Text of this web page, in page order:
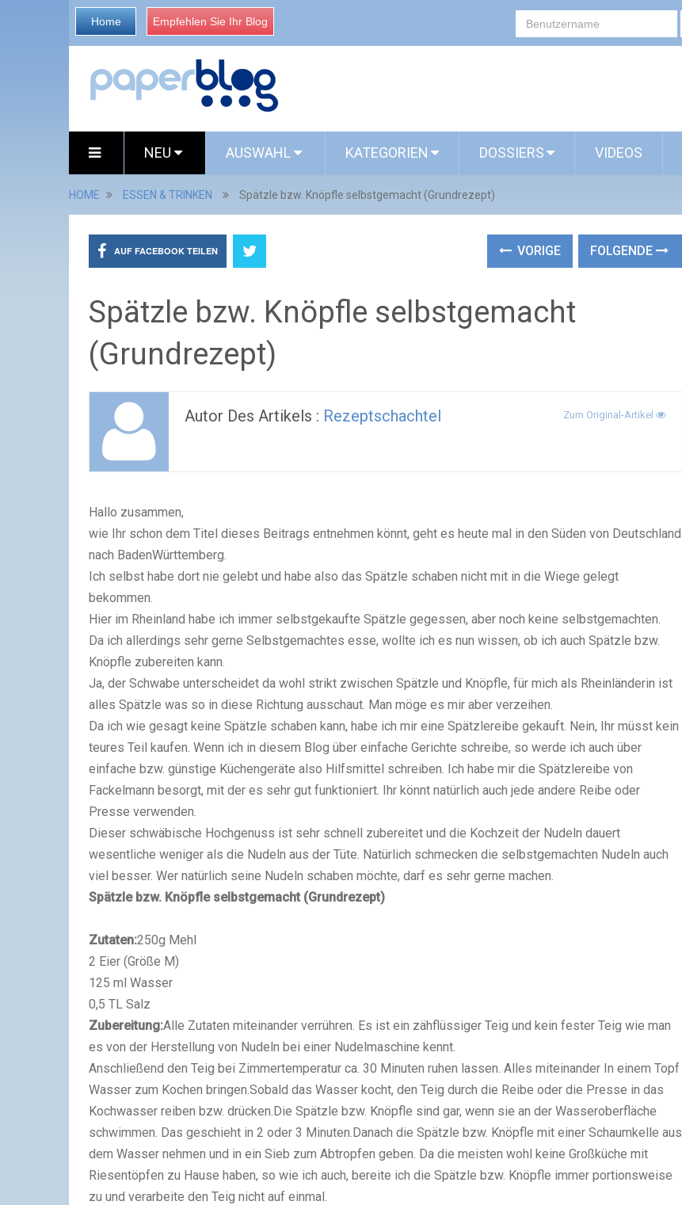
Home Empfehlen Sie Ihr Blog
NEU AUSWAHL KATEGORIEN DOSSIERS VIDEOS
HOME ESSEN & TRINKEN Spätzle bzw. Knöpfle selbstgemacht (Grundrezept)
AUF FACEBOOK TEILEN VORIGE FOLGENDE
Spätzle bzw. Knöpfle selbstgemacht
(Grundrezept)
Autor Des Artikels : Rezeptschachtel Zum Original-Artikel
Hallo zusammen,
wie Ihr schon dem Titel dieses Beitrags entnehmen könnt, geht es heute mal in den Süden von Deutschland
nach BadenWürttemberg.
Ich selbst habe dort nie gelebt und habe also das Spätzle schaben nicht mit in die Wiege gelegt
bekommen.
Hier im Rheinland habe ich immer selbstgekaufte Spätzle gegessen, aber noch keine selbstgemachten.
Da ich allerdings sehr gerne Selbstgemachtes esse, wollte ich es nun wissen, ob ich auch Spätzle bzw.
Knöpfle zubereiten kann.
Ja, der Schwabe unterscheidet da wohl strikt zwischen Spätzle und Knöpfle, für mich als Rheinländerin ist
alles Spätzle was so in diese Richtung ausschaut. Man möge es mir aber verzeihen.
Da ich wie gesagt keine Spätzle schaben kann, habe ich mir eine Spätzlereibe gekauft. Nein, Ihr müsst kein
teures Teil kaufen. Wenn ich in diesem Blog über einfache Gerichte schreibe, so werde ich auch über
einfache bzw. günstige Küchengeräte also Hilfsmittel schreiben. Ich habe mir die Spätzlereibe von
Fackelmann besorgt, mit der es sehr gut funktioniert. Ihr könnt natürlich auch jede andere Reibe oder
Presse verwenden.
Dieser schwäbische Hochgenuss ist sehr schnell zubereitet und die Kochzeit der Nudeln dauert
wesentliche weniger als die Nudeln aus der Tüte. Natürlich schmecken die selbstgemachten Nudeln auch
viel besser. Wer natürlich seine Nudeln schaben möchte, darf es sehr gerne machen.
Spätzle bzw. Knöpfle selbstgemacht (Grundrezept)
Zutaten:250g Mehl
2 Eier (Größe M)
125 ml Wasser
0,5 TL Salz
Zubereitung:Alle Zutaten miteinander verrühren. Es ist ein zähflüssiger Teig und kein fester Teig wie man
es von der Herstellung von Nudeln bei einer Nudelmaschine kennt.
Anschließend den Teig bei Zimmertemperatur ca. 30 Minuten ruhen lassen. Alles miteinander In einem Topf
Wasser zum Kochen bringen.Sobald das Wasser kocht, den Teig durch die Reibe oder die Presse in das
Kochwasser reiben bzw. drücken.Die Spätzle bzw. Knöpfle sind gar, wenn sie an der Wasseroberfläche
schwimmen. Das geschieht in 2 oder 3 Minuten.Danach die Spätzle bzw. Knöpfle mit einer Schaumkelle aus
dem Wasser nehmen und in ein Sieb zum Abtropfen geben. Da die meisten wohl keine Großküche mit
Riesentöpfen zu Hause haben, so wie ich auch, bereite ich die Spätzle bzw. Knöpfle immer portionsweise
zu und verarbeite den Teig nicht auf einmal.